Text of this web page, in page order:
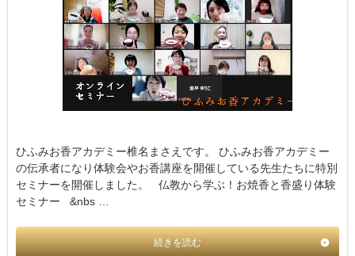
ひふみお香アカデミー椎名まさえです。 ひふみお香アカデミー
の伝承者になり体験会やお香講座を開催している先生たちに特別
セミナーを開催しました。 仏教から学ぶ！お焼香と香盛り体験
セミナー &nbs …
続きを読む